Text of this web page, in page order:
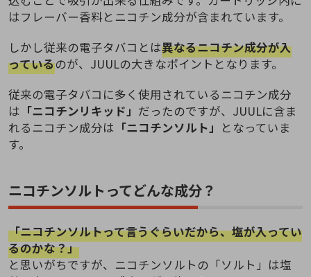
はフレーバー香料とニコチン成分が含まれています。
しかし従来の電子タバコとは異なるニコチン成分が入
っているのが、JUULの大きなポイントとなります。
従来の電子タバコに多く使用されているニコチン成分
は 「ニコチンリキッド」 だったのですが、JUULに含ま
れるニコチン成分は 「ニコチンソルト」 となっていま
す。
ニコチンソルトってどんな成分？
「ニコチンソルトって言うぐらいだから、塩が入ってい
るのかな？」
と思いがちですが、ニコチンソルトの「ソルト」は塩